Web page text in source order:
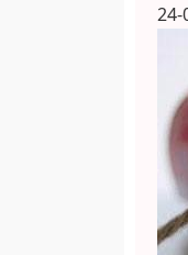
24-